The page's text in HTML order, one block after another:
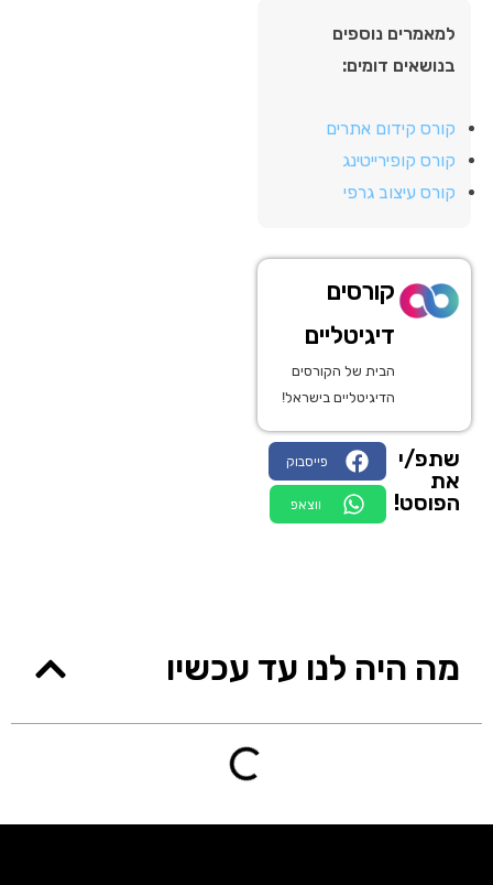
למאמרים נוספים
בנושאים דומים:
קורס קידום אתרים
קורס קופירייטינג
קורס עיצוב גרפי
קורסים
דיגיטליים
הבית של הקורסים
הדיגיטליים בישראל!
שתפ/י
את
הפוסט!
פייסבוק
ווצאפ
מה היה לנו עד עכשיו